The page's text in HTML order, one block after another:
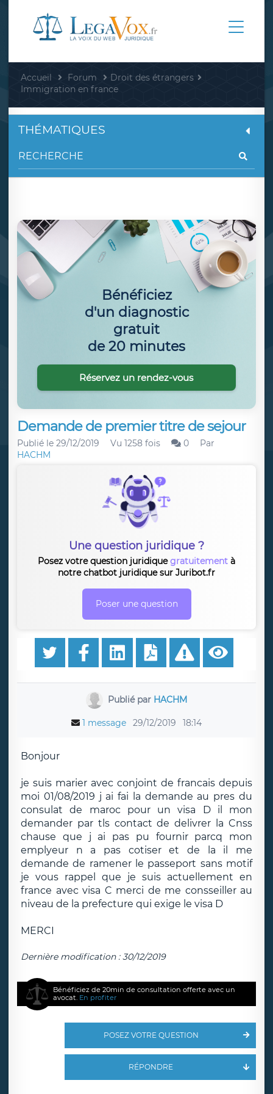
Accueil Forum
Droit des étrangers
Immigration en france
Demande de premier titre de sejour
Publié le 29/12/2019 Vu 1258 fois 0
Par
HACHM
Une question juridique ?
Posez votre question juridiquegratuitement à
notre chatbot juridique sur Juribot.fr
Poser une question
Publié par HACHM
1 message 29/12/2019 18:14
Bonjour
je suis marier avec conjoint de francais depuis
moi 01/08/2019 j ai fai la demande au pres du
consulat de maroc pour un visa D il mon
demander par tls contact de delivrer la Cnss
chause que j ai pas pu fournir parcq mon
emplyeur n a pas cotiser et de la il me
demande de ramener le passeport sans motif
je vous rappel que je suis actuellement en
france avec visa C merci de me consseiller au
niveau de la prefecture qui exige le visa D
MERCI
Dernière modification : 30/12/2019
Bénéficiez de 20min de consultation offerte avec un
avocat. En profiter
POSEZ VOTRE QUESTION
RÉPONDRE
THÉMATIQUES
Bénéficiez
d'un diagnostic
gratuit
de 20 minutes
Réservez un rendez-vous